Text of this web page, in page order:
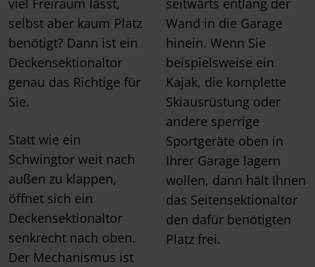
viel Freiraum lässt,
selbst aber kaum Platz
benötigt? Dann ist ein
Deckensektionaltor
genau das Richtige für
Sie.
Statt wie ein
Schwingtor weit nach
außen zu klappen,
öffnet sich ein
Deckensektionaltor
senkrecht nach oben.
Der Mechanismus ist
seitwärts entlang der
Wand in die Garage
hinein. Wenn Sie
beispielsweise ein
Kajak, die komplette
Skiausrüstung oder
andere sperrige
Sportgeräte oben in
Ihrer Garage lagern
wollen, dann hält Ihnen
das Seitensektionaltor
den dafür benötigten
Platz frei.